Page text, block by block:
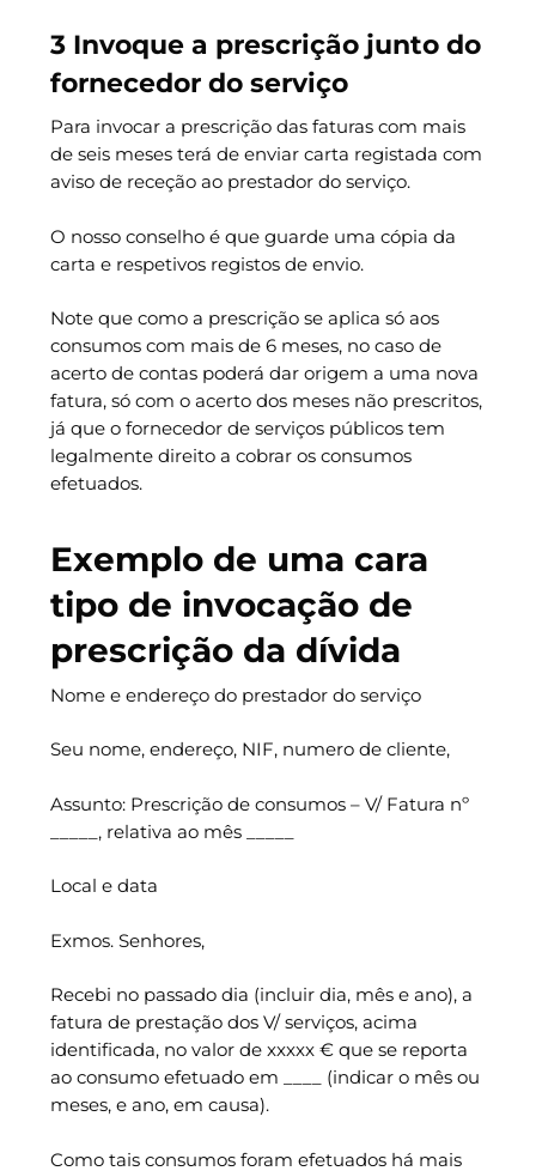
3 Invoque a prescrição junto do
fornecedor do serviço
Para invocar a prescrição das faturas com mais
de seis meses terá de enviar carta registada com
aviso de receção ao prestador do serviço.
O nosso conselho é que guarde uma cópia da
carta e respetivos registos de envio.
Note que como a prescrição se aplica só aos
consumos com mais de 6 meses, no caso de
acerto de contas poderá dar origem a uma nova
fatura, só com o acerto dos meses não prescritos,
já que o fornecedor de serviços públicos tem
legalmente direito a cobrar os consumos
efetuados.
Exemplo de uma cara
tipo de invocação de
prescrição da dívida
Nome e endereço do prestador do serviço
Seu nome, endereço, NIF, numero de cliente,
Assunto: Prescrição de consumos – V/ Fatura nº
_____, relativa ao mês _____
Local e data
Exmos. Senhores,
Recebi no passado dia (incluir dia, mês e ano), a
fatura de prestação dos V/ serviços, acima
identificada, no valor de xxxxx € que se reporta
ao consumo efetuado em ____ (indicar o mês ou
meses, e ano, em causa).
Como tais consumos foram efetuados há mais